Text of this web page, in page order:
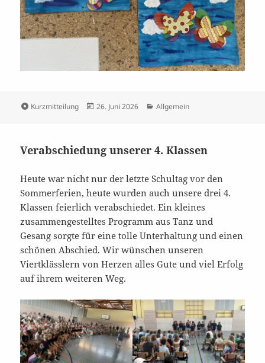
Format
Kurzmitteilung
Veröffentlicht
26. Juni 2026 Kategorien
Allgemein
Verabschiedung unserer 4. Klassen
Heute war nicht nur der letzte Schultag vor den
Sommerferien, heute wurden auch unsere drei 4.
Klassen feierlich verabschiedet. Ein kleines
zusammengestelltes Programm aus Tanz und
Gesang sorgte für eine tolle Unterhaltung und einen
schönen Abschied. Wir wünschen unseren
Viertklässlern von Herzen alles Gute und viel Erfolg
auf ihrem weiteren Weg.